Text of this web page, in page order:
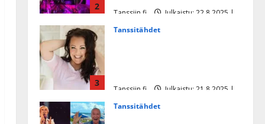
2
Tanssiin.fi
Julkaistu: 22.8.2025 |
3
Tanssitähdet
Tanssiin.fi
Julkaistu: 21.8.2025 |
Tanssitähdet